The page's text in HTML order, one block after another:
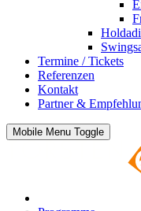
Termine / Tickets
Referenzen
Kontakt
Partner &
Mobile Menu Toggle